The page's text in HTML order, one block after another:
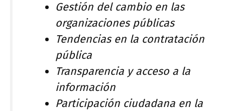
Gestión del cambio en las
organizaciones públicas
Tendencias en la contratación
pública
Transparencia y acceso a la
información
Participación ciudadana en la